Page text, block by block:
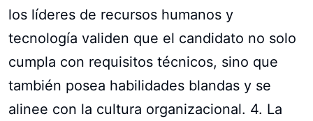
los líderes de recursos humanos y
tecnología validen que el candidato no solo
cumpla con requisitos técnicos, sino que
también posea habilidades blandas y se
alinee con la cultura organizacional. 4. La